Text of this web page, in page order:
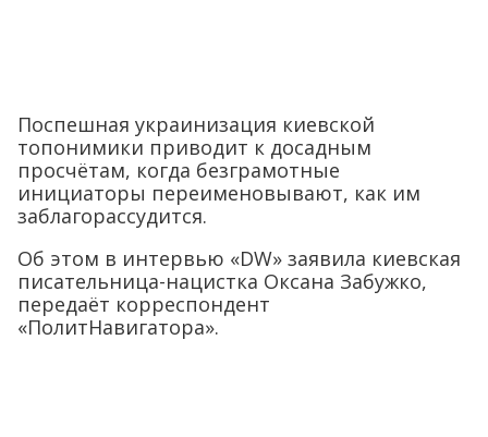
Поспешная украинизация киевской
топонимики приводит к досадным
просчётам, когда безграмотные
инициаторы переименовывают, как им
заблагорассудится.
Об этом в интервью «DW» заявила киевская
писательница-нацистка Оксана Забужко,
передаёт корреспондент
«ПолитНавигатора».